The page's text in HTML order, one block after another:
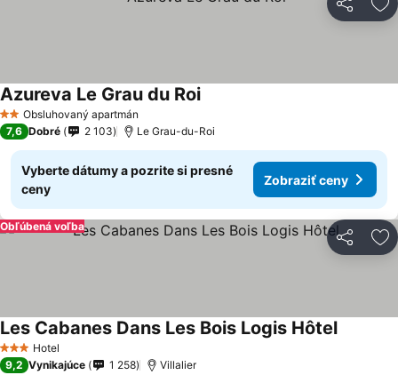
Zdieľať
2 Počet hviezdičiek
Obsluhovaný apartmán
Azureva Le Grau du Roi
7,6 Dobré 2 103 Le Grau-du-Roi
Vyberte dátumy a pozrite si presné
ceny
Zobraziť ceny
Zdieľať
Obľúbená voľba
3 Počet hviezdičiek
Hotel
Les Cabanes Dans Les Bois Logis Hôtel
9,2 Vynikajúce 1 258 Villalier